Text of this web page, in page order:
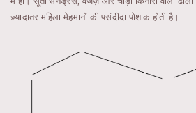
ज़्यादातर महिला मेहमानों की पसंदीदा पोशाक होती है।